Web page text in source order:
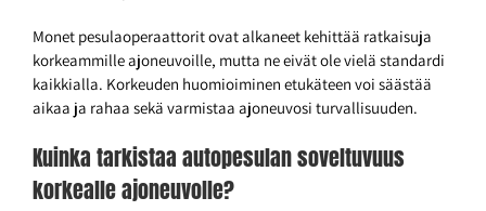
Monet pesulaoperaattorit ovat alkaneet kehittää ratkaisuja
korkeammille ajoneuvoille, mutta ne eivät ole vielä standardi
kaikkialla. Korkeuden huomioiminen etukäteen voi säästää
aikaa ja rahaa sekä varmistaa ajoneuvosi turvallisuuden.
Kuinka tarkistaa autopesulan soveltuvuus
korkealle ajoneuvolle?